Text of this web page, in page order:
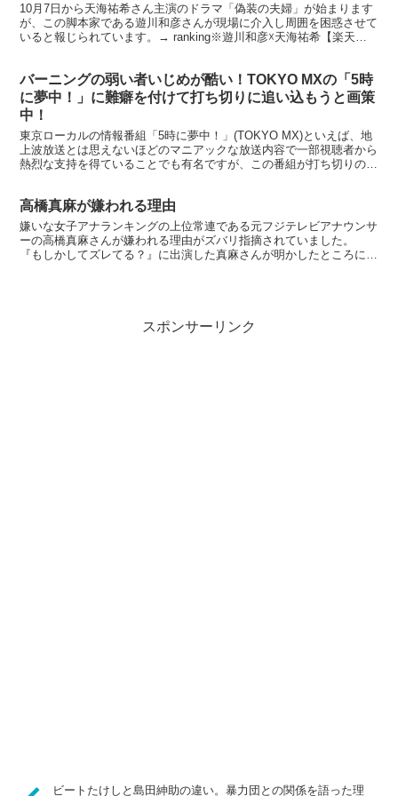
10月7日から天海祐希さん主演のドラマ「偽装の夫婦」が始まります
が、この脚本家である遊川和彦さんが現場に介入し周囲を困惑させて
いると報じられています。→ ranking※遊川和彦☓天海祐希【楽天ブ
バーニングの弱い者いじめが酷い！TOKYO MXの「5時
に夢中！」に難癖を付けて打ち切りに追い込もうと画策
中！
東京ローカルの情報番組「5時に夢中！」(TOKYO MX)といえば、地
上波放送とは思えないほどのマニアックな放送内容で一部視聴者から
熱烈な支持を得ていることでも有名ですが、この番組が打ち切りの危
高橋真麻が嫌われる理由
嫌いな女子アナランキングの上位常連である元フジテレビアナウンサ
ーの高橋真麻さんが嫌われる理由がズバリ指摘されていました。
『もしかしてズレてる？』に出演した真麻さんが明かしたところによ
スポンサーリンク
ビートたけしと島田紳助の違い。暴力団との関係を語った理